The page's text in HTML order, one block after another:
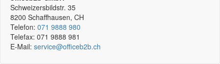
Schweizersbildstr. 35
8200 Schaffhausen, CH
Telefon: 071 9888 980
Telefax: 071 9888 981
E-Mail: service@officeb2b.ch